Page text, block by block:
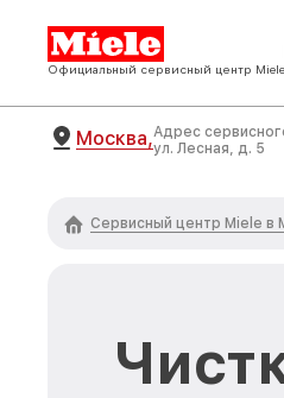
Официальный сервисный центр Miele
Москва,Адрес
ул. Лесная, д. 5
Сервисный центр Miele в